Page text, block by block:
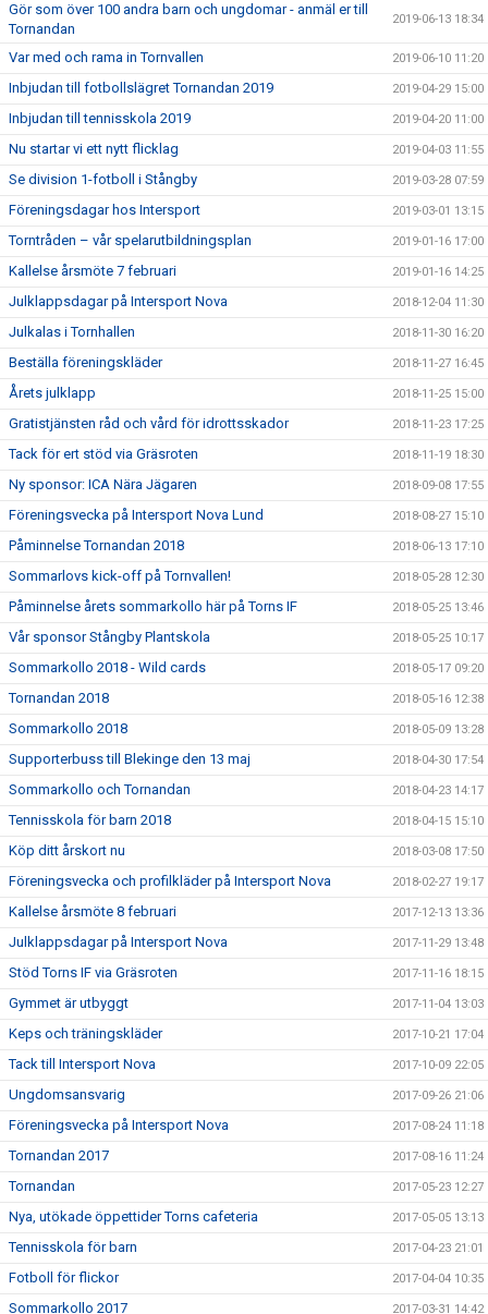
Gör som över 100 andra barn och ungdomar - anmäl er till
Tornandan
2019-06-13 18:34
Var med och rama in Tornvallen 2019-06-10 11:20
Inbjudan till fotbollslägret Tornandan 2019 2019-04-29 15:00
Inbjudan till tennisskola 2019 2019-04-20 11:00
Nu startar vi ett nytt flicklag 2019-04-03 11:55
Se division 1-fotboll i Stångby 2019-03-28 07:59
Föreningsdagar hos Intersport 2019-03-01 13:15
Torntråden – vår spelarutbildningsplan 2019-01-16 17:00
Kallelse årsmöte 7 februari 2019-01-16 14:25
Julklappsdagar på Intersport Nova 2018-12-04 11:30
Julkalas i Tornhallen 2018-11-30 16:20
Beställa föreningskläder 2018-11-27 16:45
Årets julklapp 2018-11-25 15:00
Gratistjänsten råd och vård för idrottsskador 2018-11-23 17:25
Tack för ert stöd via Gräsroten 2018-11-19 18:30
Ny sponsor: ICA Nära Jägaren 2018-09-08 17:55
Föreningsvecka på Intersport Nova Lund 2018-08-27 15:10
Påminnelse Tornandan 2018 2018-06-13 17:10
Sommarlovs kick-off på Tornvallen! 2018-05-28 12:30
Påminnelse årets sommarkollo här på Torns IF 2018-05-25 13:46
Vår sponsor Stångby Plantskola 2018-05-25 10:17
Sommarkollo 2018 - Wild cards 2018-05-17 09:20
Tornandan 2018 2018-05-16 12:38
Sommarkollo 2018 2018-05-09 13:28
Supporterbuss till Blekinge den 13 maj 2018-04-30 17:54
Sommarkollo och Tornandan 2018-04-23 14:17
Tennisskola för barn 2018 2018-04-15 15:10
Köp ditt årskort nu 2018-03-08 17:50
Föreningsvecka och profilkläder på Intersport Nova 2018-02-27 19:17
Kallelse årsmöte 8 februari 2017-12-13 13:36
Julklappsdagar på Intersport Nova 2017-11-29 13:48
Stöd Torns IF via Gräsroten 2017-11-16 18:15
Gymmet är utbyggt 2017-11-04 13:03
Keps och träningskläder 2017-10-21 17:04
Tack till Intersport Nova 2017-10-09 22:05
Ungdomsansvarig 2017-09-26 21:06
Föreningsvecka på Intersport Nova 2017-08-24 11:18
Tornandan 2017 2017-08-16 11:24
Tornandan 2017-05-23 12:27
Nya, utökade öppettider Torns cafeteria 2017-05-05 13:13
Tennisskola för barn 2017-04-23 21:01
Fotboll för flickor 2017-04-04 10:35
Sommarkollo 2017 2017-03-31 14:42